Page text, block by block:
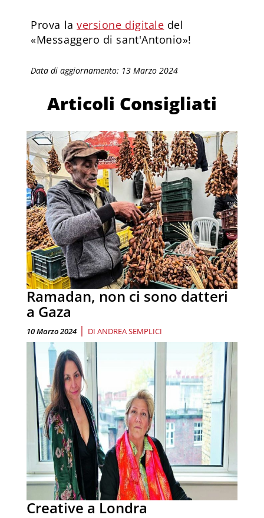
Prova laversione digitale del
«Messaggero di sant'Antonio»!
Data di aggiornamento: 13 Marzo 2024
Articoli Consigliati
Ramadan, non ci sono datteri
a Gaza
10 Marzo 2024 | DI ANDREA SEMPLICI
Creative a Londra